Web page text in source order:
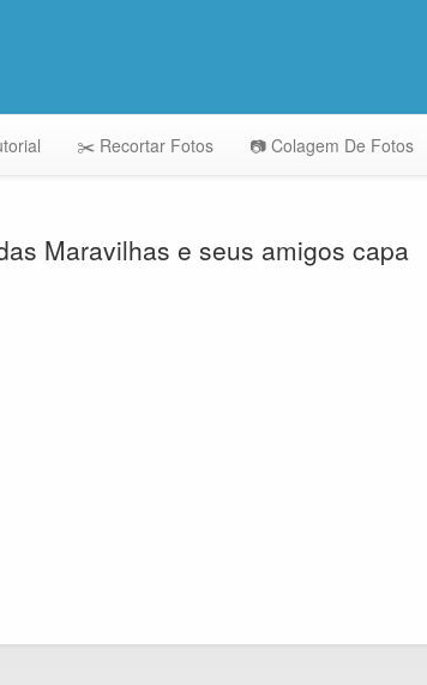
✂️ Recortar Fotos 📷 Colagem De Fotos
Maravilhas e seus amigos capa